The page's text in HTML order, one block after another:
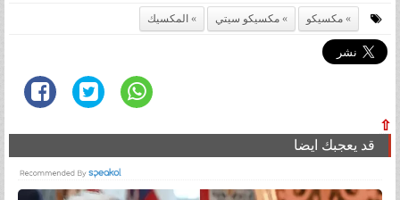
مكسيكو مكسيكو سيتي المكسيك
⇧
قد يعجبك ايضا